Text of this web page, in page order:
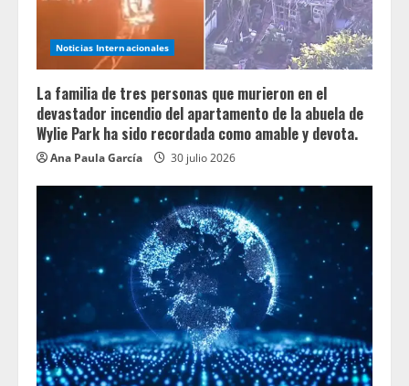
Noticias Internacionales
La familia de tres personas que murieron en el
devastador incendio del apartamento de la abuela de
Wylie Park ha sido recordada como amable y devota.
Ana Paula García 30 julio 2026